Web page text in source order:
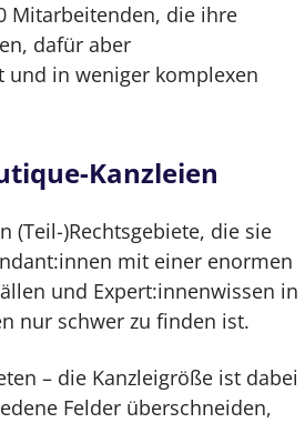
Mitarbeitenden, die ihre
dafür aber
in weniger komplexen
Kanzleien
(Teil-)Rechtsgebiete, die sie
mit einer enormen
und Expert:innenwissen in
nur schwer zu finden ist.
– die Kanzleigröße ist dabei
Felder überschneiden,